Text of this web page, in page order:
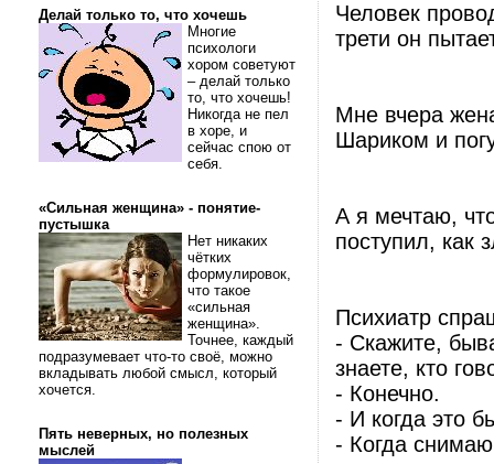
Делай только то, что хочешь
Многие
психологи
хором советуют
– делай только
то, что хочешь!
Никогда не пел
в хоре, и
сейчас спою от
себя.
«Сильная женщина» - понятие-
пустышка
Нет никаких
чётких
формулировок,
что такое
«сильная
женщина».
Точнее, каждый
подразумевает что-то своё, можно
вкладывать любой смысл, который
хочется.
Пять неверных, но полезных
мыслей
Человек
трети он
Мне вчера
Шариком и
А я мечтаю,
поступил, как
Психиатр
- Скажите,
знаете, кто
- Конечно.
- И когда это
- Когда